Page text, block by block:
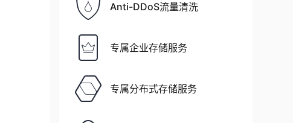
Anti-DDoS流量清洗
专属企业存储服务
专属分布式存储服务